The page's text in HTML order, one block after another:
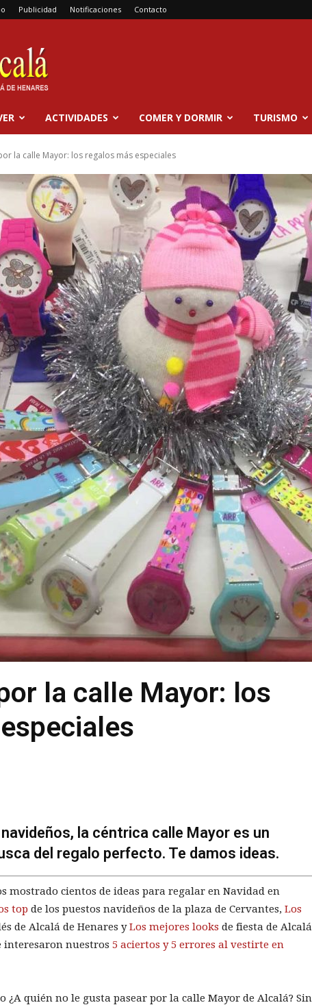
Publicidad Notificaciones Contacto
ACTIVIDADES COMER Y DORMIR TURISMO
la calle Mayor: los regalos más especiales
la calle Mayor: los
la céntrica calle Mayor es un
del regalo perfecto. Te damos ideas.
mostrado cientos de ideas para regalar en Navidad en
top de los puestos navideños de la plaza de Cervantes, Los
de Alcalá de Henares yLos mejores looks de fiesta de Alcalá
interesaron nuestros 5 aciertos y 5 errores al vestirte en
¿A quién no le gusta pasear por la calle Mayor de Alcalá? Sin